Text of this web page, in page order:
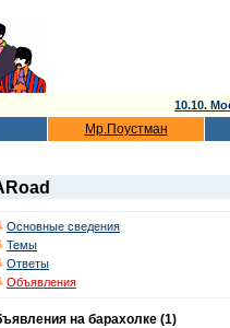
10.10.
Мр.Поустман
Основные сведения
Темы
Ответы
Объявления
на барахолке (1)